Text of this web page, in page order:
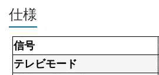
仕様
信号
テレビモード